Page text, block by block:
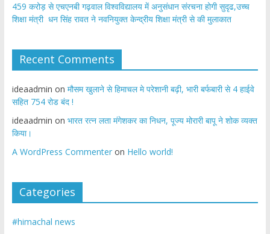
459 करोड़ से एचएनबी गढ़वाल विश्वविद्यालय में अनुसंधान संरचना होगी सुदृढ,उच्च
शिक्षा मंत्री धन सिंह रावत ने नवनियुक्त केन्द्रीय शिक्षा मंत्री से की मुलाकात
Recent Comments
ideaadmin on मौसम खुलाने से हिमाचल मे परेशानी बढ़ी, भारी बर्फबारी से 4 हाईवे
सहित 754 रोड बंद !
ideaadmin on भारत रत्न लता मंगेशकर का निधन, पूज्य मोरारी बापू ने शोक व्यक्त
किया।
A WordPress Commenteron Hello world!
Categories
#himachal news